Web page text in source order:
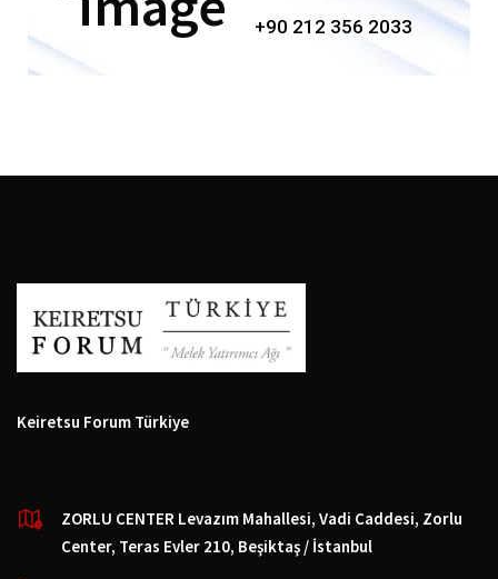
+90 212 356 2033
Keiretsu Forum Türkiye
ZORLU CENTER Levazım Mahallesi, Vadi Caddesi, Zorlu
Center, Teras Evler 210, Beşiktaş / İstanbul